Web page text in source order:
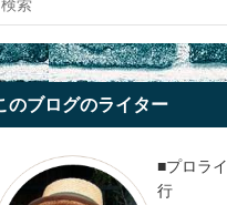
のブログのライター
■プロラ
行